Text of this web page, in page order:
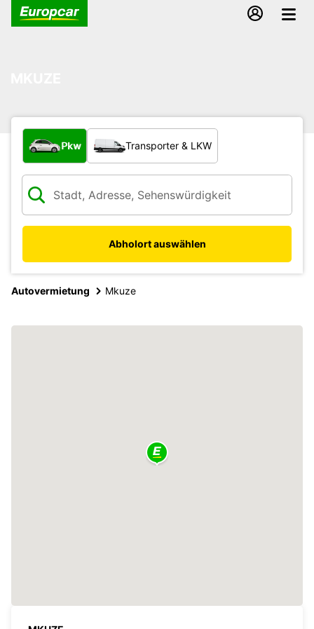
Welche Art von Fahrzeug?
Pkw Transporter & LKW
Abholort auswählen
Autovermietung Mkuze